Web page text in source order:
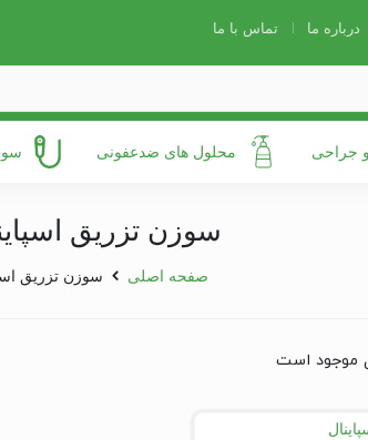
درباره ما تماس با ما
جراحی محلول های ضدعفونی
سوزن تزریق
صفحه اصلی سوزن تزریق
موجود است